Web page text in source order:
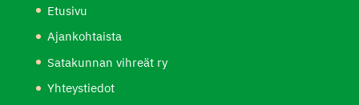
Etusivu
Ajankohtaista
Satakunnan vihreät ry
Yhteystiedot